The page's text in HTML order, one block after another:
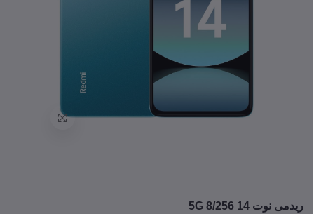
ريدمى نوت 14 5G 8/256